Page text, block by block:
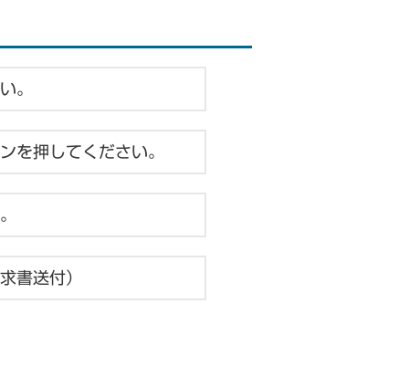
。
を押してください。
書送付）